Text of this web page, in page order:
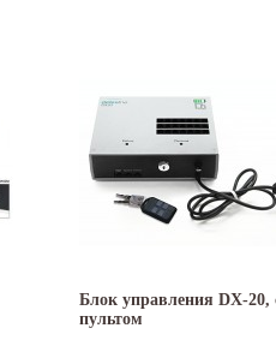
Блок управления DX-20,
пультом